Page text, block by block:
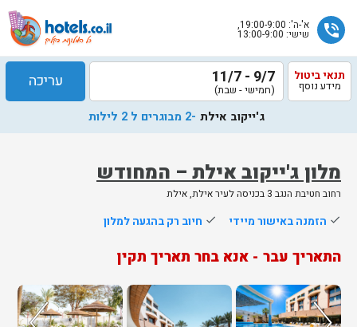
phone_in_talk א'-ה': 19:00-9:00,
שישי: 13:00-9:00
מלון ג'ייקוב אילת – המחודש
רחוב חטיבת הנגב 3 בכניסה לעיר אילת, אילת
תנאי ביטול
מידע נוסף 9/7 - 11/7
(חמישי - שבת) עריכה
ג'ייקוב אילת -2 מבוגרים ל 2 לילות
done הזמנה באישור מיידי done חיוב רק בהגעה למלון
התאריך עבר - אנא בחר תאריך תקין
שלח
הוטלס
אליך
בשעות
הפעילות